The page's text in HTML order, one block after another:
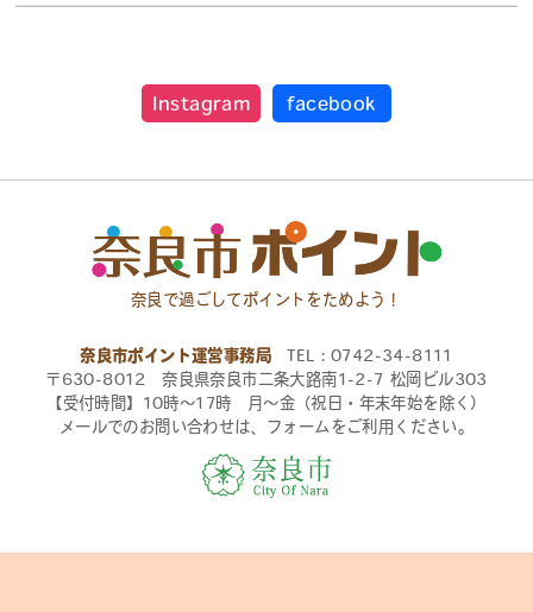
Instagram facebook
奈良で過ごしてポイントをためよう！
奈良市ポイント運営事務局 TEL：0742-34-8111
〒630-8012 奈良県奈良市二条大路南1-2-7 松岡ビル303
【受付時間】10時〜17時 月〜金（祝日・年末年始を除く）
メールでのお問い合わせは、フォームをご利用ください。